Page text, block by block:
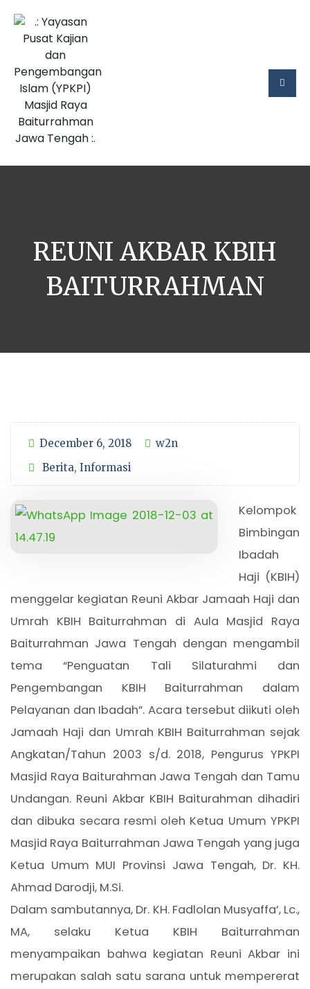
REUNI AKBAR KBIH
BAITURRAHMAN
December 6, 2018
w2n
Berita, Informasi
Kelompok
Bimbingan
Ibadah
Haji (KBIH)
menggelar kegiatan Reuni Akbar Jamaah Haji dan
Umrah KBIH Baiturrahman di Aula Masjid Raya
Baiturrahman Jawa Tengah dengan mengambil
tema “Penguatan Tali Silaturahmi dan
Pengembangan KBIH Baiturrahman dalam
Pelayanan dan Ibadah”. Acara tersebut diikuti oleh
Jamaah Haji dan Umrah KBIH Baiturrahman sejak
Angkatan/Tahun 2003 s/d. 2018, Pengurus YPKPI
Masjid Raya Baiturahman Jawa Tengah dan Tamu
Undangan. Reuni Akbar KBIH Baiturahman dihadiri
dan dibuka secara resmi oleh Ketua Umum YPKPI
Masjid Raya Baiturrahman Jawa Tengah yang juga
Ketua Umum MUI Provinsi Jawa Tengah, Dr. KH.
Ahmad Darodji, M.Si.
Dalam sambutannya, Dr. KH. Fadlolan Musyaffa’, Lc.,
MA, selaku Ketua KBIH Baiturrahman
menyampaikan bahwa kegiatan Reuni Akbar ini
merupakan salah satu sarana untuk mempererat